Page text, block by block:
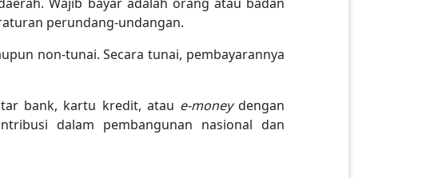
perundang-undangan.
non-tunai. Secara tunai, pembayarannya
bank, kartu kredit, atau e-moneydengan
dalam pembangunan nasional dan